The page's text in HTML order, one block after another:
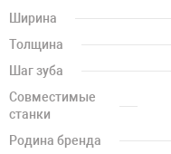
Ширина
Толщина
Шаг зуба
Совместимые
станки
Родина бренда